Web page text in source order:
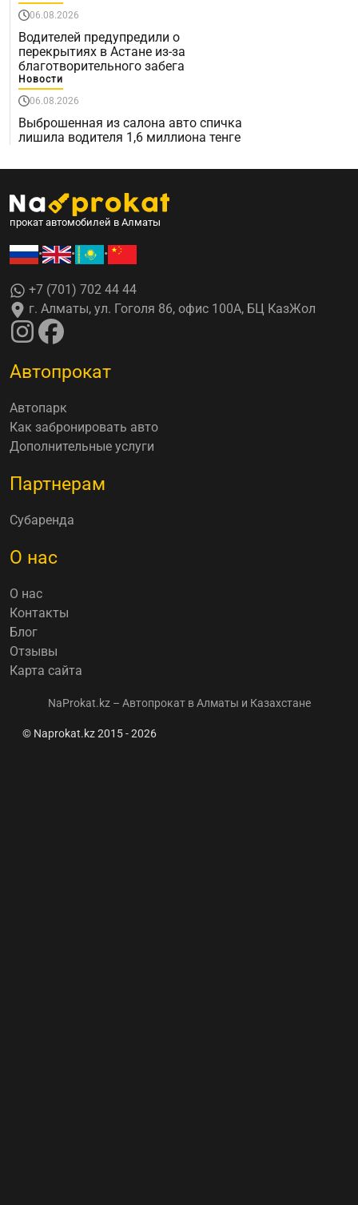
06.08.2026
Водителей предупредили о
перекрытиях в Астане из-за
благотворительного забега
Новости
06.08.2026
Выброшенная из салона авто спичка
лишила водителя 1,6 миллиона тенге
прокат автомобилей в Алматы
• • •
+7 (701) 702 44 44
г. Алматы, ул. Гоголя 86, офис 100А, БЦ КазЖол
Автопрокат
Автопарк
Как забронировать авто
Дополнительные услуги
Партнерам
Субаренда
О нас
О нас
Контакты
Блог
Отзывы
Карта сайта
NaProkat.kz – Автопрокат в Алматы и Казахстане
© Naprokat.kz 2015 - 2026